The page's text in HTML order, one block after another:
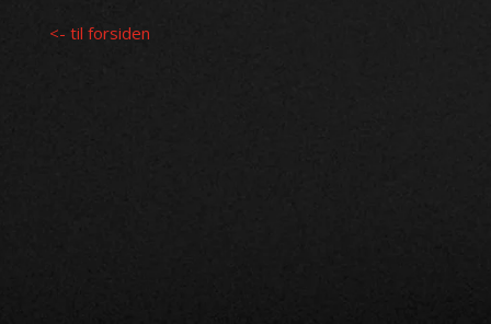
<- til forsiden